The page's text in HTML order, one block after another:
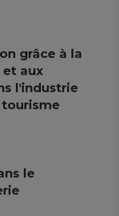
grâce à la
aux
l'industrie
le